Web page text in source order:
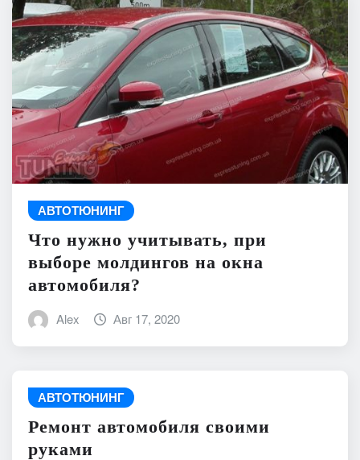
АВТОТЮНИНГ
Что нужно учитывать, при
выборе молдингов на окна
автомобиля?
Alex Авг 17, 2020
АВТОТЮНИНГ
Ремонт автомобиля своими
руками